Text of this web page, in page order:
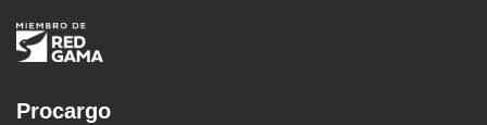
Procargo